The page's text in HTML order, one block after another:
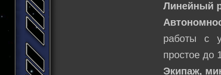
Линейный
работы с
простое до
Экипаж,